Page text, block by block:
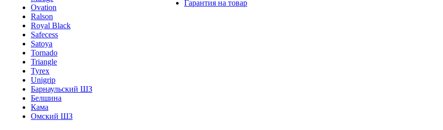
Ovation
Ralson
Royal Black
Safecess
Satoya
Tornado
Triangle
Tyrex
Unigrip
Барнаульский ШЗ
Белшина
Кама
Омский ШЗ
Гарантия на товар